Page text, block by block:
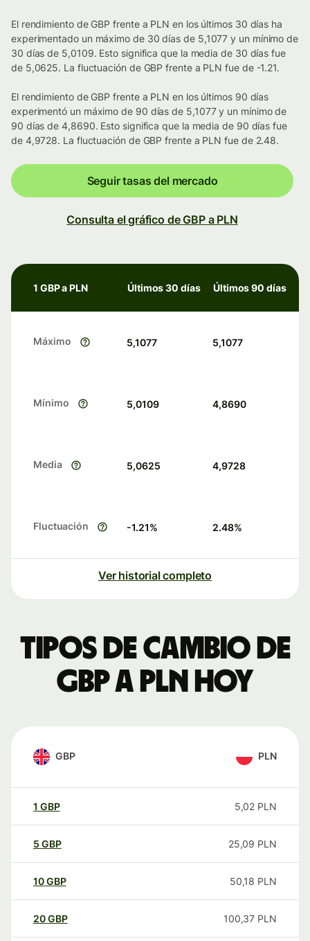
El rendimiento de GBP frente a PLN en los últimos 30 días ha
experimentado un máximo de 30 días de 5,1077 y un mínimo de
30 días de 5,0109. Esto significa que la media de 30 días fue
de 5,0625. La fluctuación de GBP frente a PLN fue de -1.21.
El rendimiento de GBP frente a PLN en los últimos 90 días
experimentó un máximo de 90 días de 5,1077 y un mínimo de
90 días de 4,8690. Esto significa que la media de 90 días fue
de 4,9728. La fluctuación de GBP frente a PLN fue de 2.48.
Seguir tasas del mercado
Consulta el gráfico de GBP a PLN
1 GBP a PLN Últimos 30 días Últimos 90 días
Máximo 5,1077 5,1077
Mínimo 5,0109 4,8690
Media 5,0625 4,9728
Fluctuación -1.21% 2.48%
Ver historial completo
Tipos de cambio de
GBP a PLN hoy
GBP PLN
1 GBP 5,02 PLN
5 GBP 25,09 PLN
10GBP 50,18 PLN
20GBP 100,37 PLN